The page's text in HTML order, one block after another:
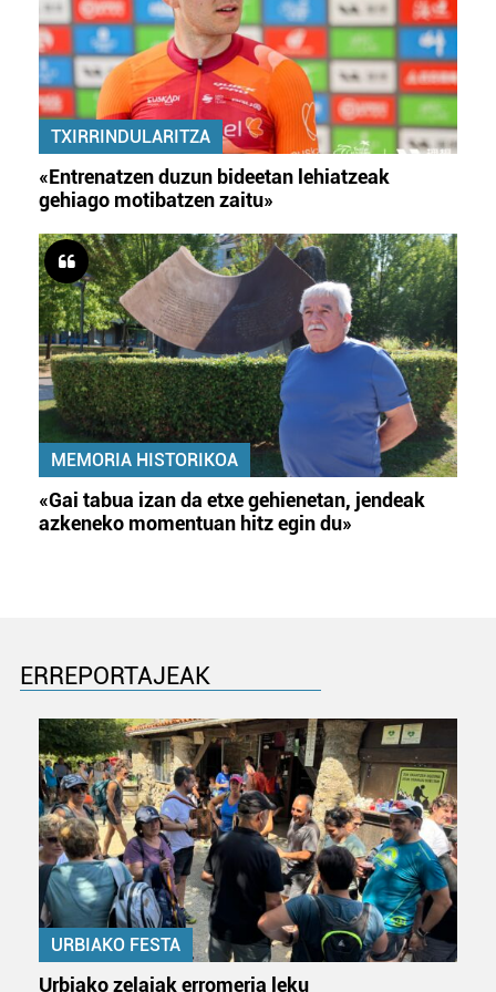
TXIRRINDULARITZA
«Entrenatzen duzun bideetan lehiatzeak
gehiago motibatzen zaitu»
MEMORIA HISTORIKOA
«Gai tabua izan da etxe gehienetan, jendeak
azkeneko momentuan hitz egin du»
ERREPORTAJEAK
URBIAKO FESTA
Urbiako zelaiak erromeria leku